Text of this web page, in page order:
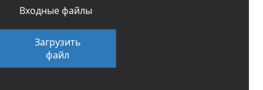
Входные файлы
Загрузить
файл